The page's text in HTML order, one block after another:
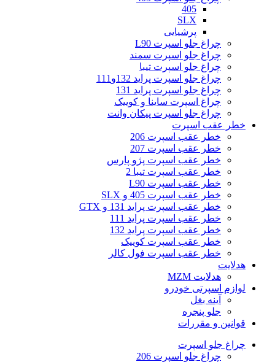
405
SLX
پرشیایی
چراغ جلو اسپرت L90
چراغ جلو اسپرت سمند
چراغ جلو اسپرت تیبا
چراغ جلو اسپرت پراید 132و111
چراغ جلو اسپرت پراید 131
چراغ اسپرت ساینا و کوییک
چراغ جلو اسپرت پیکان وانت
خطر عقب اسپرت
خطر عقب اسپرت 206
خطر عقب اسپرت 207
خطر عقب اسپرت پژو پارس
خطر عقب اسپرت تیبا 2
خطر عقب اسپرت L90
خطر عقب اسپرت 405 و SLX
خطر عقب اسپرت پراید 131 و GTX
خطر عقب اسپرت پراید 111
خطر عقب اسپرت پراید 132
خطر عقب اسپرت کوییک
خطر عقب اسپرت فول کالر
هدلایت
هدلایت MZM
لوازم اسپرتی خودرو
آینه بغل
جلو پنجره
قوانین و مقررات
چراغ جلو اسپرت
چراغ جلو اسپرت 206